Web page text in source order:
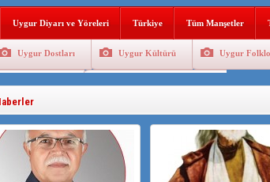
BAŞKANI AĞIRALİOĞLU : ÇİN’İN UYGUR SOYKIRIMI BİR
ÖVEN DİYANET AKADEMİSİ BAŞKANI’NA TEPKİLER
MESAJİ : 05.07.2009 URUMÇİ ŞEHİTLERİNİ RAHMETLE
Uygur Diyarı ve Yöreleri Türkiye Tüm Manşetler
Uygur Dostları Uygur Kültürü Uygur
Geleneksel Tip Uygur Geleneksel Sporlar